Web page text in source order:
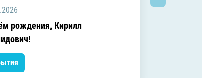
рождения, Кирилл